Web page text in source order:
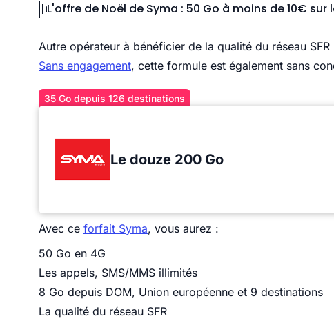
L'offre de Noël de Syma : 50 Go à moins de 10€ sur
Autre opérateur à bénéficier de la qualité du réseau
Sans engagement, cette formule est également sans
35 Go depuis 126 destinations
Le douze 200 Go
Avec ce forfait Syma, vous aurez :
50 Go en 4G
Les appels, SMS/MMS illimités
8 Go depuis DOM, Union européenne et 9 destinations
La qualité du réseau SFR